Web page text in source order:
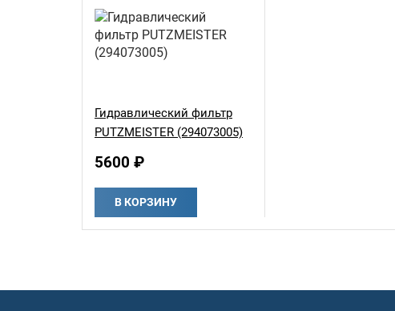
Гидравлический фильтр
PUTZMEISTER (294073005)
5600 ₽
В КОРЗИНУ